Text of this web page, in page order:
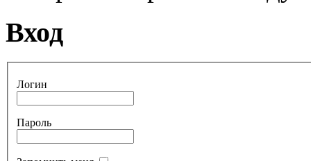
Вход
Логин
Пароль